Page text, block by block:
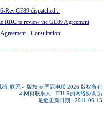
dispatched...
RRC to review the GE89 Agreement
- Consultation
们联系 - 版权 © 国际电联 2026 版权所有
本网页联系人 : ITU-R的网络协调员
最近更新日期 : 2011-06-15